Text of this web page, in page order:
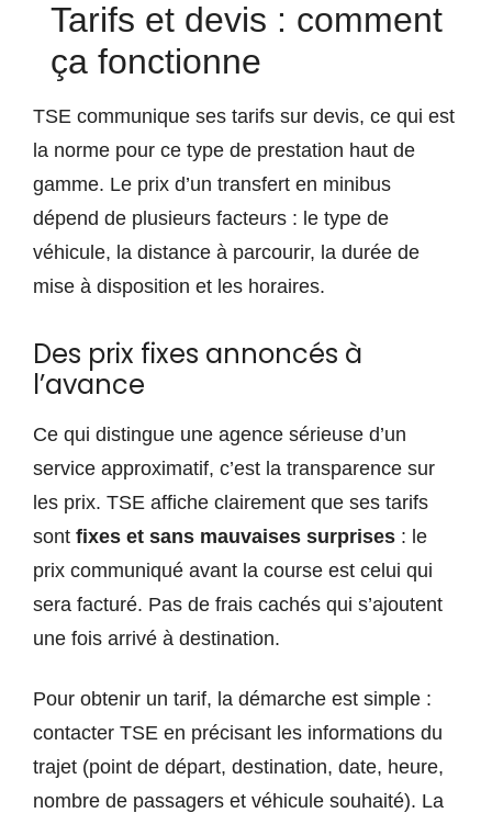
Tarifs et devis : comment
ça fonctionne
TSE communique ses tarifs sur devis, ce qui est
la norme pour ce type de prestation haut de
gamme. Le prix d’un transfert en minibus
dépend de plusieurs facteurs : le type de
véhicule, la distance à parcourir, la durée de
mise à disposition et les horaires.
Des prix fixes annoncés à
l’avance
Ce qui distingue une agence sérieuse d’un
service approximatif, c’est la transparence sur
les prix. TSE affiche clairement que ses tarifs
sont fixes et sans mauvaises surprises : le
prix communiqué avant la course est celui qui
sera facturé. Pas de frais cachés qui s’ajoutent
une fois arrivé à destination.
Pour obtenir un tarif, la démarche est simple :
contacter TSE en précisant les informations du
trajet (point de départ, destination, date, heure,
nombre de passagers et véhicule souhaité). La